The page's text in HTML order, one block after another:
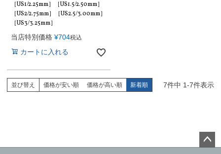
［US1/2.25mm］［US1.5/2.50mm］
［US2/2.75mm］［US2.5/3.00mm］
［US3/3.25mm］
当店特別価格 ¥704税込
カートに入れる
並び替え 価格が安い順 価格が高い順 新着順 7件中 1-7件表示